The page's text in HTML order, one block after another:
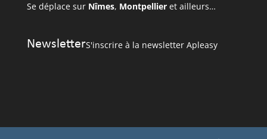
Se déplace sur Nîmes, Montpellieret ailleurs…
NewsletterS'inscrire à la newsletter Apleasy